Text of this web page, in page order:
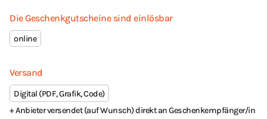
Die Geschenkgutscheine sind einlösbar
online
Versand
Digital (PDF, Grafik, Code)
+ Anbieter versendet (auf Wunsch) direkt an Geschenkempfänger/in